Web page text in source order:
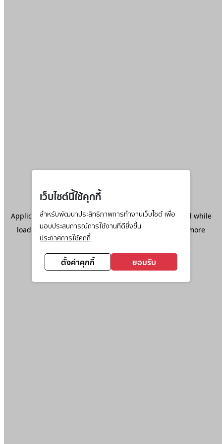
เว็บไซต์นี้ใช้คุกกี้
สำหรับพัฒนาประสิทธิภาพการทำงานเว็บไซต์ เพื่อ
มอบประสบการณ์การใช้งานที่ดียิ่งขึ้น
ประกาศการใช้คุกกี้
ตั้งค่าคุกกี้ ยอมรับ
Application error: aclient-side exception has occurred while
loadingwww.ktc.co.th(see the browser console
for more
information).